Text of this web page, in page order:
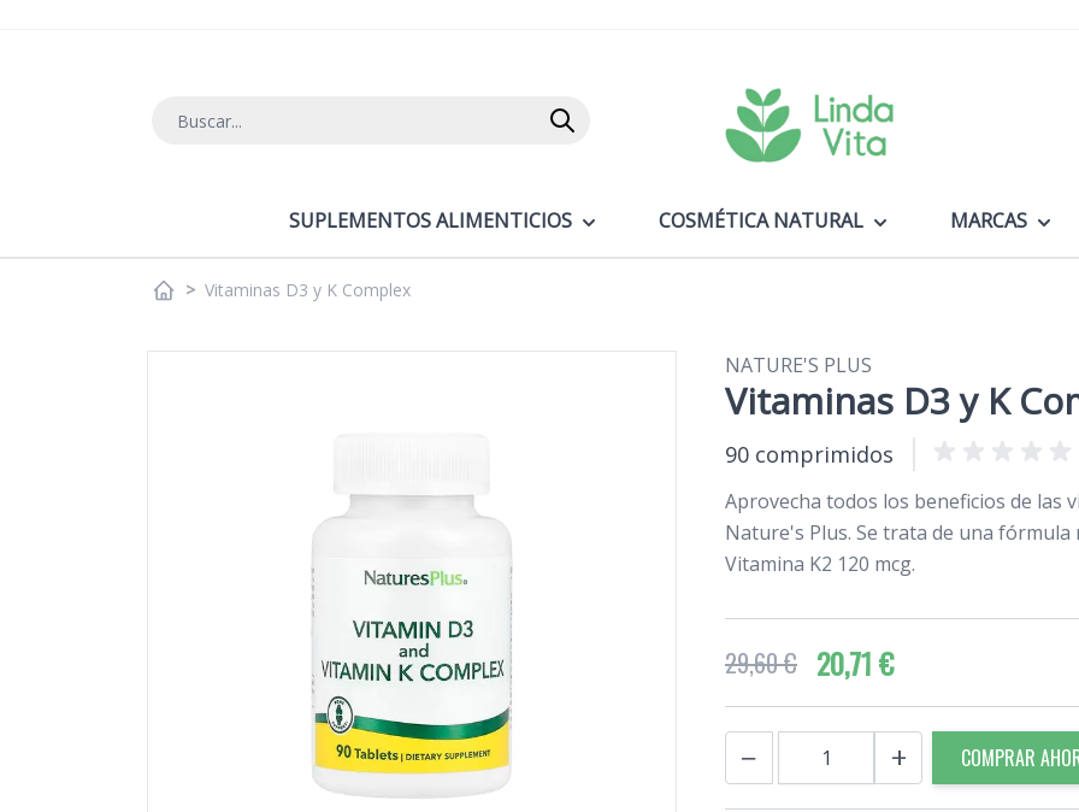
Buscar
SUPLEMENTOS ALIMENTICIOS COSMÉTICA NATURAL MARCAS
> Vitaminas D3 y K Complex
NATURE'S PLUS
Vitaminas D3 y K
90 comprimidos
Aprovecha todos los beneficios de las
Nature's Plus. Se trata de una
Vitamina K2 120 mcg.
29,60 € 20,71 €
− + COMPRAR